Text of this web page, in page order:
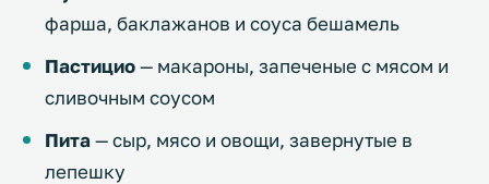
фарша, баклажанов и соуса бешамель
Пастицио— макароны, запеченые с мясом и
сливочным соусом
Пита— сыр, мясо и овощи, завернутые в
лепешку